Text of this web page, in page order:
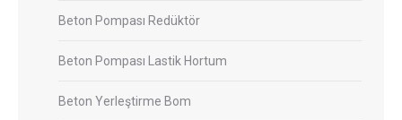
Beton Pompası Redüktör
Beton Pompası Lastik Hortum
Beton Yerleştirme Bom